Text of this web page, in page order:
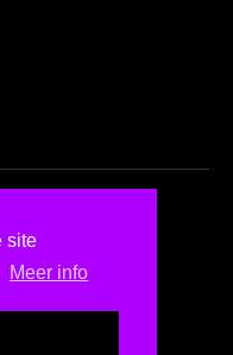
site
Meer info